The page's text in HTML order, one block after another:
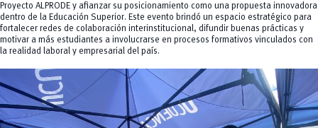
Proyecto ALPRODE y afianzar su posicionamiento como una propuesta innovadora
dentro de la Educación Superior. Este evento brindó un espacio estratégico para
fortalecer redes de colaboración interinstitucional, difundir buenas prácticas y
motivar a más estudiantes a involucrarse en procesos formativos vinculados con
la realidad laboral y empresarial del país.